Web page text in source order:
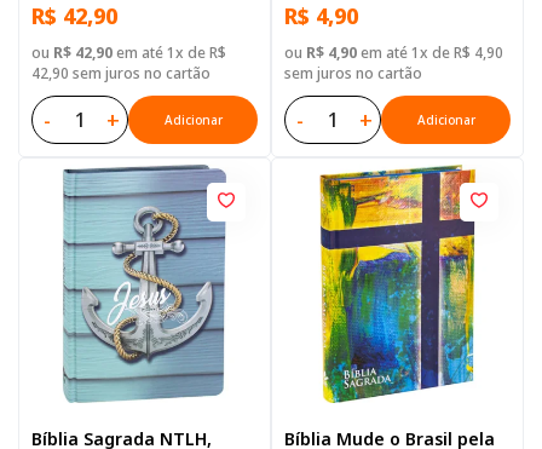
R$ 42,90
ou R$ 42,90em até 1x de R$
42,90 sem juros no cartão
- + Adicionar
R$ 4,90
ou R$ 4,90em até 1x de R$ 4,90
sem juros no cartão
- + Adicionar
Bíblia Sagrada NTLH,
Bíblia Mude o Brasil pela